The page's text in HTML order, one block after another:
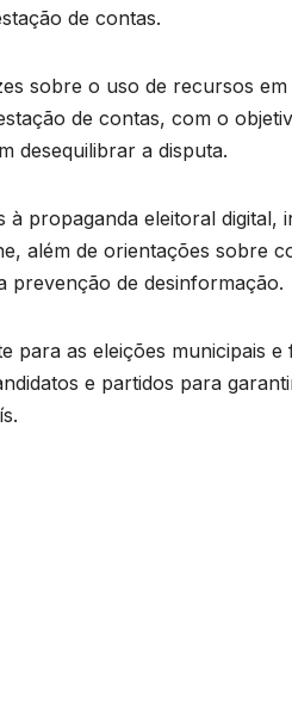
de contas.
sobre o uso de recursos
de contas, com o
desequilibrar a disputa.
propaganda eleitoral digital,
além de orientações sobre
de desinformação.
para as eleições municipais e
e partidos para